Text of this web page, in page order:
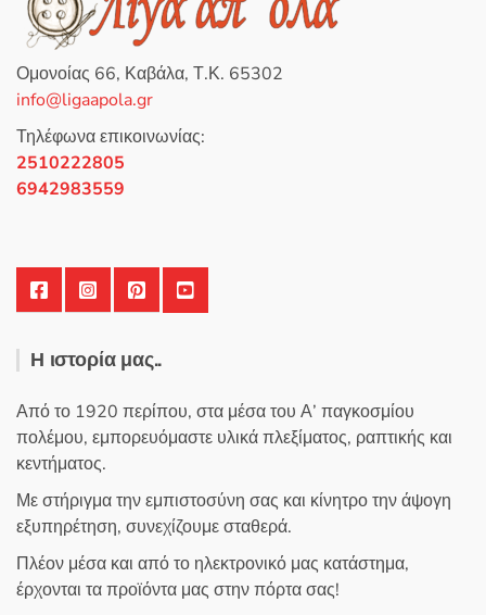
επιλογές
μπορούν
επιλεγούν
στη
σελίδα
Ομονοίας 66, Καβάλα, Τ.Κ. 65302
info@ligaapola.gr
Τηλέφωνα επικοινωνίας:
2510222805
6942983559
Η ιστορία μας..
Από το 1920 περίπου, στα μέσα του Α’ παγκοσμίου
πολέμου, εμπορευόμαστε υλικά πλεξίματος, ραπτικής και
κεντήματος.
Με στήριγμα την εμπιστοσύνη σας και κίνητρο την άψογη
εξυπηρέτηση, συνεχίζουμε σταθερά.
Πλέον μέσα και από το ηλεκτρονικό μας κατάστημα,
έρχονται τα προϊόντα μας στην πόρτα σας!